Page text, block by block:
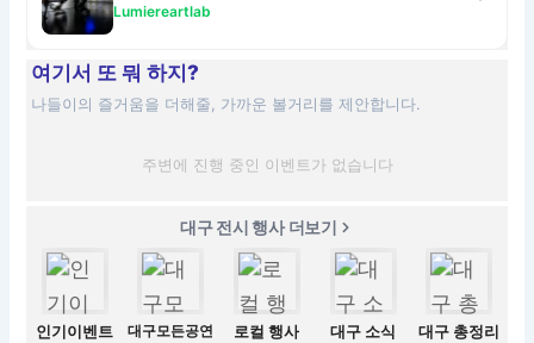
Lumiereartlab
여기서 또 뭐 하지?
나들이의 즐거움을 더해줄, 가까운 볼거리를 제안합니다.
주변에 진행 중인 이벤트가 없습니다
대구 전시 행사 더보기
인기이벤트 대구모든공연 로컬 행사 대구 소식 대구 총정리